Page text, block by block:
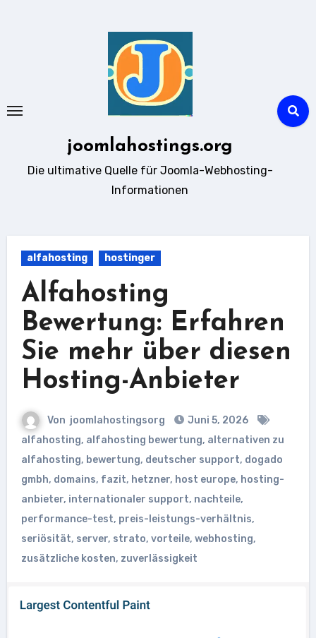
joomlahostings.org
Die ultimative Quelle für Joomla-Webhosting-
Informationen
alfahosting hostinger
Alfahosting
Bewertung: Erfahren
Sie mehr über diesen
Hosting-Anbieter
Von joomlahostingsorg
Juni 5, 2026
alfahosting, alfahosting bewertung, alternativen zu
alfahosting, bewertung, deutscher support, dogado
gmbh, domains, fazit, hetzner, host europe, hosting-
anbieter, internationaler support, nachteile,
performance-test, preis-leistungs-verhältnis,
seriösität, server, strato, vorteile, webhosting,
zusätzliche kosten, zuverlässigkeit